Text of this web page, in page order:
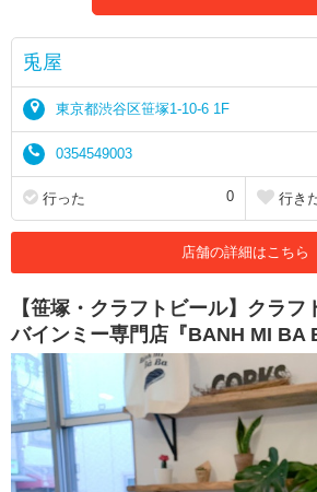
兎屋
東京都渋谷区笹塚1-10-6 1F
0354549003
行った 0 行き
店舗の詳細はこちら
【笹塚・クラフトビール】クラフ
バインミー専門店『BANH MI BA